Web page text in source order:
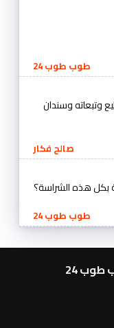
طوب طوب 24
وتبعاته وسندان
صالح فكار
بكل هذه الشراسة؟
طوب طوب 24